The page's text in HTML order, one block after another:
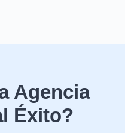
Agencia
Éxito?